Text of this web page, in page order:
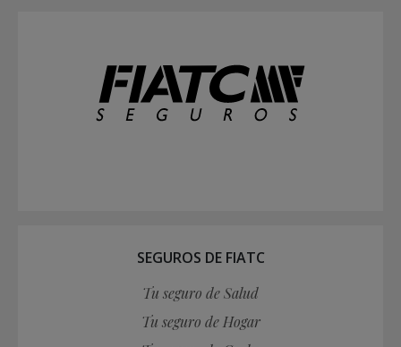
SEGUROS DE FIATC
Tu seguro de Salud
Tu seguro de Hogar